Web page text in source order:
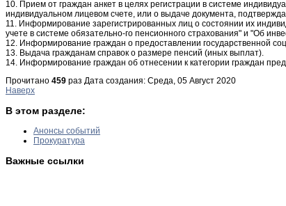
10. Прием от граждан анкет в целях регистрации в системе
индивидуальном лицевом счете, или о выдаче документа,
11. Информирование зарегистрированных лиц о состоянии их
учете в системе обязательно-го пенсионного страхования" и "Об
12. Информирование граждан о предоставлении государственной
13. Выдача гражданам справок о размере пенсий (иных выплат).
14. Информирование граждан об отнесении к категории граждан
Прочитано 459 раз Дата создания: Среда, 05 Август 2020
Наверх
В этом разделе:
Анонсы событий
Прокуратура
Важные ссылки